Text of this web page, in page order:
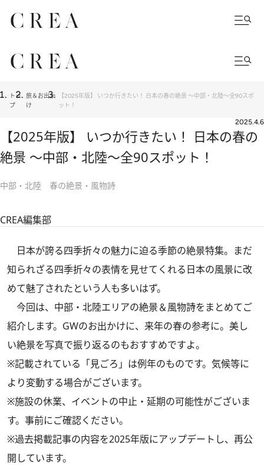
トッ
プ
旅＆お出か
け
【2025年版】 いつか行きたい！ 日本の春の絶景 ～中部・北陸～全90スポ
ット！
2025.4.6
【2025年版】 いつか行きたい！ 日本の春の
絶景 ～中部・北陸～全90スポット！
中部・北陸 春の絶景・風物詩
CREA編集部
日本が誇る四季折々の魅力に迫る季節の絶景特集。まだ
知られざる四季折々の表情を見せてくれる日本の風景に改
めて魅了されたという人も多いはず。
今回は、中部・北陸エリアの絶景＆風物詩をまとめてご
紹介します。GWのお出かけに、来年の春の参考に。美し
い絶景を写真で振り返るのもおすすめですよ。
※記載されている「見ごろ」は例年のものです。気候等に
より変動する場合がございます。
※施設の休業、イベントの中止・延期の可能性がございま
す。事前にご確認ください。
※過去掲載記事の内容を2025年版にアップデートし、再公
開しています。